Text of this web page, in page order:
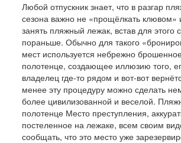
Любой отпускник знает, что в разгар
сезона важно не «прощёлкать клювом»
занять пляжный лежак, встав для этого
пораньше. Обычно для такого
мест используется небрежно
полотенце, создающее иллюзию того,
владелец где-то рядом и вот-вот
менее эту процедуру можно сделать
более цивилизованной и веселой.
полотенце Место преступления,
постеленное на лежаке, всем своим
сообщать, что это место уже